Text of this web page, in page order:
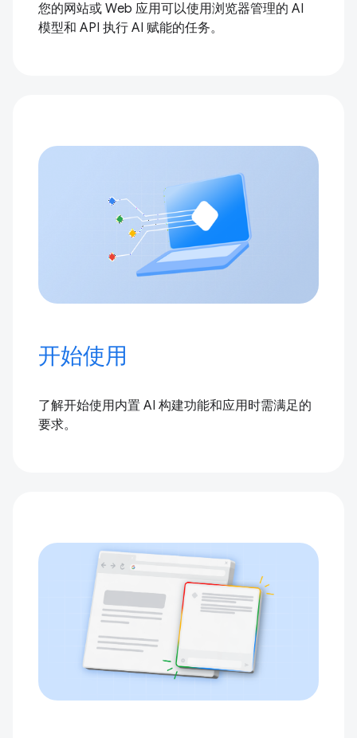
您的网站或 Web 应用可以使用浏览器管理的 AI
模型和 API 执行 AI 赋能的任务。
开始使用
了解开始使用内置 AI 构建功能和应用时需满足的
要求。